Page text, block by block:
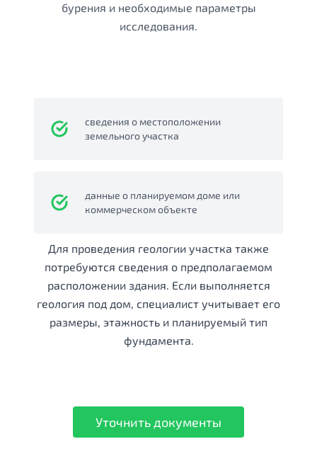
бурения и необходимые параметры
исследования.
сведения о местоположении
земельного участка
данные о планируемом доме или
коммерческом объекте
Для проведения геологии участка также
потребуются сведения о предполагаемом
расположении здания. Если выполняется
геология под дом, специалист учитывает его
размеры, этажность и планируемый тип
фундамента.
Уточнить документы